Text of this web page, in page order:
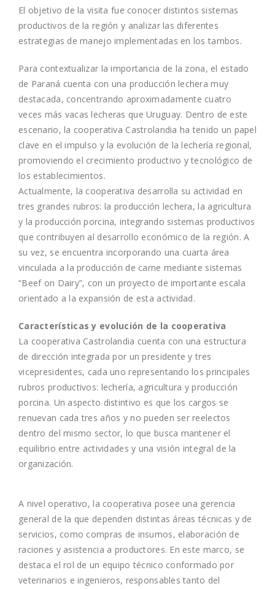
El objetivo de la visita fue conocer distintos sistemas
productivos de la región y analizar las diferentes
estrategias de manejo implementadas en los tambos.
Para contextualizar la importancia de la zona, el estado
de Paraná cuenta con una producción lechera muy
destacada, concentrando aproximadamente cuatro
veces más vacas lecheras que Uruguay. Dentro de este
escenario, la cooperativa Castrolandia ha tenido un papel
clave en el impulso y la evolución de la lechería regional,
promoviendo el crecimiento productivo y tecnológico de
los establecimientos.
Actualmente, la cooperativa desarrolla su actividad en
tres grandes rubros: la producción lechera, la agricultura
y la producción porcina, integrando sistemas productivos
que contribuyen al desarrollo económico de la región. A
su vez, se encuentra incorporando una cuarta área
vinculada a la producción de carne mediante sistemas
“Beef on Dairy”, con un proyecto de importante escala
orientado a la expansión de esta actividad.
Características y evolución de la cooperativa
La cooperativa Castrolandia cuenta con una estructura
de dirección integrada por un presidente y tres
vicepresidentes, cada uno representando los principales
rubros productivos: lechería, agricultura y producción
porcina. Un aspecto distintivo es que los cargos se
renuevan cada tres años y no pueden ser reelectos
dentro del mismo sector, lo que busca mantener el
equilibrio entre actividades y una visión integral de la
organización.
A nivel operativo, la cooperativa posee una gerencia
general de la que dependen distintas áreas técnicas y de
servicios, como compras de insumos, elaboración de
raciones y asistencia a productores. En este marco, se
destaca el rol de un equipo técnico conformado por
veterinarios e ingenieros, responsables tanto del